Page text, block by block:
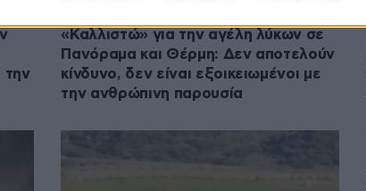
την
«Καλλιστώ» για την αγέλη λύκων σε
Πανόραμα και Θέρμη: Δεν αποτελούν
κίνδυνο, δεν είναι εξοικειωμένοι με
την ανθρώπινη παρουσία